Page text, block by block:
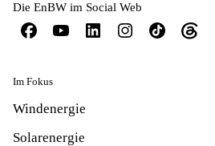
Die EnBW im Social Web
Im Fokus
Windenergie
Solarenergie